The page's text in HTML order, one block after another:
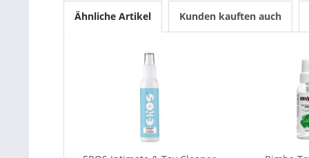
Ähnliche Artikel Kunden kauften auch